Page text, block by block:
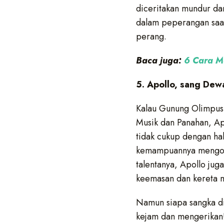
diceritakan mundur
dalam peperangan
perang.
Baca juga: 6 Cara
5. Apollo, sang
Kalau Gunung
Musik dan Panahan,
tidak cukup dengan
kemampuannya
talentanya, Apollo
keemasan dan kereta
Namun siapa sangka
kejam dan